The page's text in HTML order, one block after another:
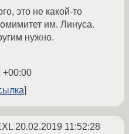
это не какой-то
им. Линуса.
нужно.
+00:00
20.02.2019 11:52:28